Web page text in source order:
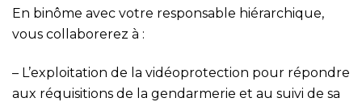
En binôme avec votre responsable hiérarchique,
vous collaborerez à :
– L’exploitation de la vidéoprotection pour répondre
aux réquisitions de la gendarmerie et au suivi de sa